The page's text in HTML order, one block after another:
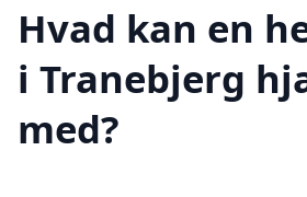
Hvad kan en
i Tranebjerg
med?